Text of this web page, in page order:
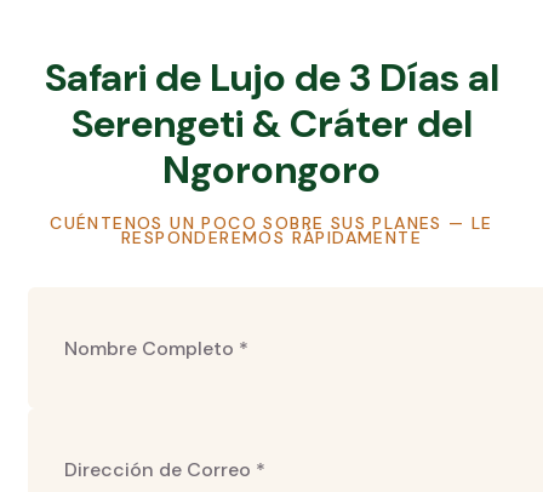
Safari de Lujo de 3 Días al
Serengeti & Cráter del
Ngorongoro
CUÉNTENOS UN POCO SOBRE SUS PLANES — LE
RESPONDEREMOS RÁPIDAMENTE